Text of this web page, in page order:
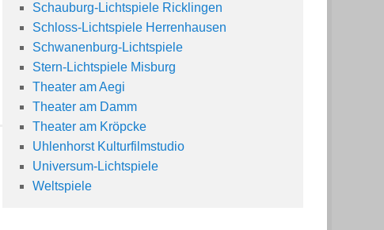
Schauburg-Lichtspiele Ricklingen
Schloss-Lichtspiele Herrenhausen
Schwanenburg-Lichtspiele
Stern-Lichtspiele Misburg
Theater am Aegi
Theater am Damm
Theater am Kröpcke
Uhlenhorst Kulturfilmstudio
Universum-Lichtspiele
Weltspiele